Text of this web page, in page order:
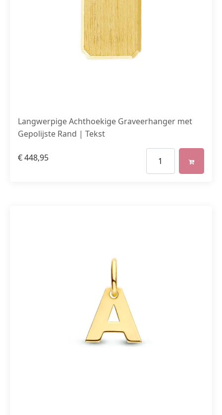
Langwerpige Achthoekige Graveerhanger met
Gepolijste Rand | Tekst
€448,95